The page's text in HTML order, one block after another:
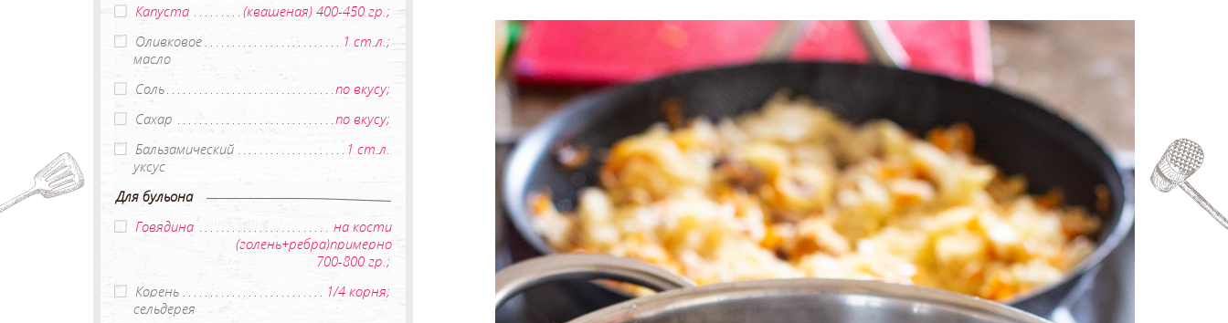
Капуста
(квашеная) 400-450 гр.;
Оливковое
масло
1 ст.л.;
Соль
по вкусу;
Сахар
по вкусу;
Бальзамический
уксус
1 ст.л.
Для бульона
Говядина
на кости
(голень+ребра)примерно
700-800 гр.;
Корень
сельдерея
1/4 корня;